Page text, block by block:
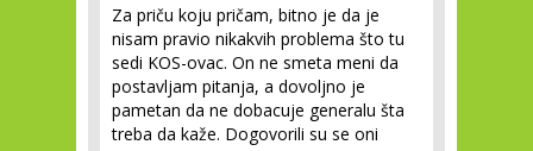
Za priču koju pričam, bitno je da je
nisam pravio nikakvih problema što tu
sedi KOS-ovac. On ne smeta meni da
postavljam pitanja, a dovoljno je
pametan da ne dobacuje generalu šta
treba da kaže. Dogovorili su se oni